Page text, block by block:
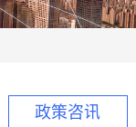
政策咨讯